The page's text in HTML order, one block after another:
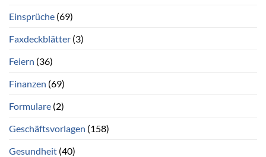
Einsprüche (69)
Faxdeckblätter (3)
Feiern (36)
Finanzen (69)
Formulare (2)
Geschäftsvorlagen (158)
Gesundheit (40)